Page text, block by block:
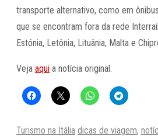
transporte alternativo, como em
que se encontram fora da rede
Estónia, Letônia, Lituânia, Malta e
Veja aqui a notícia original.
Categorias
Turismo na Itália Tags
dicas de viagem,